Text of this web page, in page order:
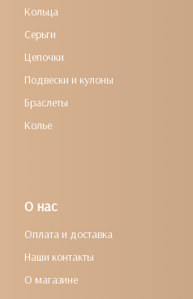
Кольца
Серьги
Цепочки
Подвески и кулоны
Браслеты
Колье
О нас
Оплата и доставка
Наши контакты
О магазине